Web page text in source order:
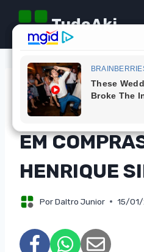
Pular
para
TudoAki
CAMPANHAS
CONCORRA
EM
HENRIQUE
PorDaltro Junior 15/